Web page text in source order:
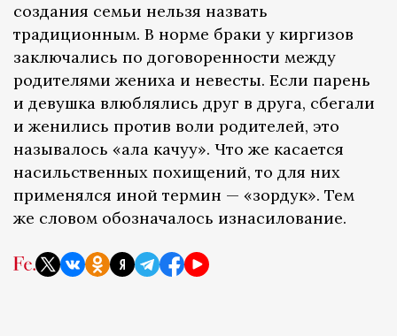
создания семьи нельзя назвать
традиционным. В норме браки у киргизов
заключались по договоренности между
родителями жениха и невесты. Если парень
и девушка влюблялись друг в друга, сбегали
и женились против воли родителей, это
называлось «ала качуу». Что же касается
насильственных похищений, то для них
применялся иной термин — «зордук». Тем
же словом обозначалось изнасилование.